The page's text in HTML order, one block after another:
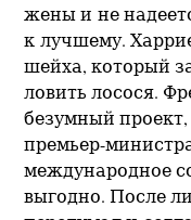
жены и не
к лучшему.
шейха, который
ловить лосося.
безумный проект,
премьер-
международное
выгодно. После